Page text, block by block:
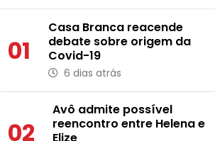
01
Casa Branca reacende
debate sobre origem da
Covid-19
6 dias atrás
02
Avô admite possível
reencontro entre Helena e